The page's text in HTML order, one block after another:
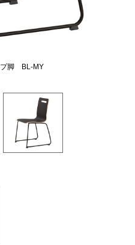
プ脚 BL-MY